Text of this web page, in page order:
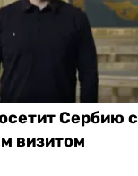
Сербию с
визитом